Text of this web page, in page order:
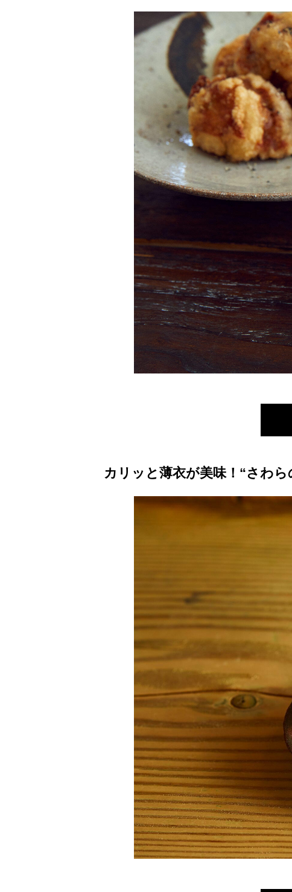
カリッと薄衣が美味！“さわら